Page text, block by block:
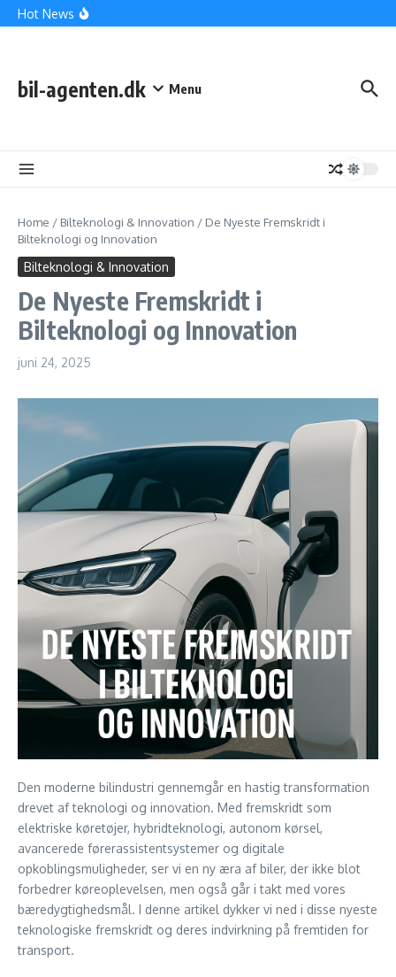
Fortsæt til indhold
Hot News
bil-agenten.dk Menu
Home / Bilteknologi & Innovation / De Nyeste Fremskridt i
Bilteknologi og Innovation
Bilteknologi & Innovation
De Nyeste Fremskridt i
Bilteknologi og Innovation
juni 24, 2025
Den moderne bilindustri gennemgår en hastig transformation
drevet af teknologi og innovation. Med fremskridt som
elektriske køretøjer, hybridteknologi, autonom kørsel,
avancerede førerassistentsystemer og digitale
opkoblingsmuligheder, ser vi en ny æra af biler, der ikke blot
forbedrer køreoplevelsen, men også går i takt med vores
bæredygtighedsmål. I denne artikel dykker vi ned i disse nyeste
teknologiske fremskridt og deres indvirkning på fremtiden for
transport.